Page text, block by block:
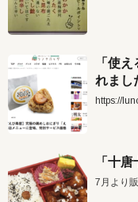
「使
れまし
https://
「十
7月より